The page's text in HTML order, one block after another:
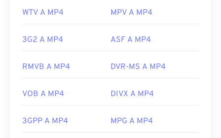
WTV A MP4 MPV A MP4
3G2 A MP4 ASF A MP4
RMVB A MP4 DVR-MS A MP4
VOB A MP4 DIVX A MP4
3GPP A MP4 MPG A MP4